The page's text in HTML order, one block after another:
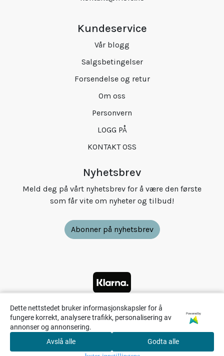
Dette nettstedet bruker informasjonskapsler for å
fungere korrekt, analysere trafikk, personalisering av
annonser og annonsering.
Powered by
Avslå alle Godta alle
Kundeservice
Vår blogg
Salgsbetingelser
Forsendelse og retur
Om oss
Personvern
LOGG PÅ
KONTAKT OSS
Nyhetsbrev
Meld deg på vårt nyhetsbrev for å være den første
som får vite om nyheter og tilbud!
Abonner på nyhetsbrev